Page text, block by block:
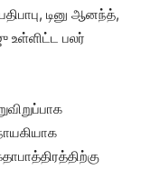
டினு ஆனந்த்,
உள்ளிட்ட பலர்